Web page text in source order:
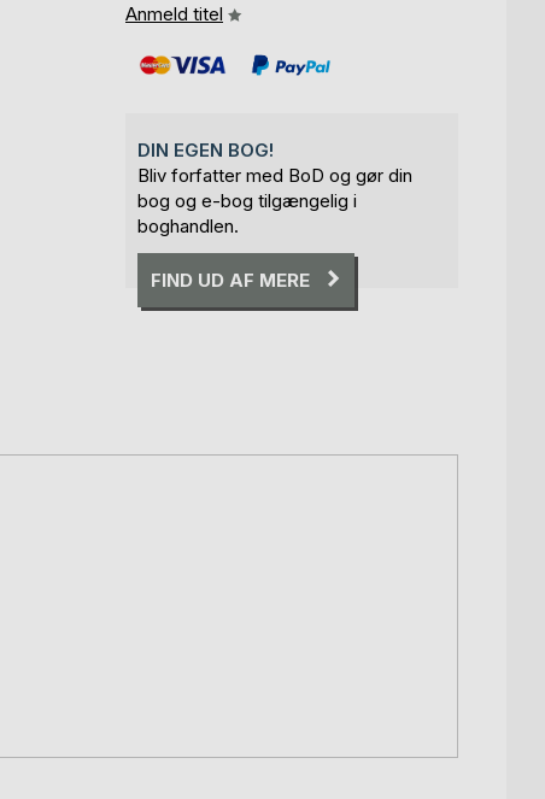
Anmeld titel
DIN EGEN BOG!
Bliv forfatter med BoD og gør din
bog og e-bog tilgængelig i
boghandlen.
FIND UD AF MERE